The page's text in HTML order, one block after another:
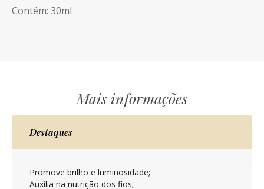
Contém: 30ml
Mais informações
Destaques
Promove brilho e luminosidade;
Auxilia na nutrição dos fios;